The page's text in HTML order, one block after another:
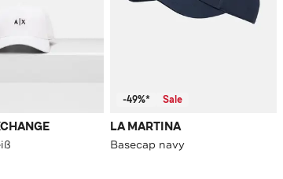
-49%* Sale
LA MARTINA
Basecap navy